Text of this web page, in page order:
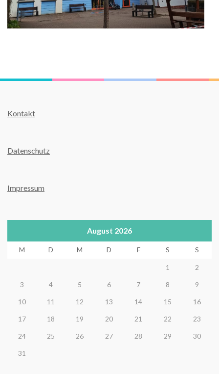
Kontakt
Datenschutz
Impressum
August 2026
M D M D F S S
1 2
3 4 5 6 7 8 9
10 11 12 13 14 15 16
17 18 19 20 21 22 23
24 25 26 27 28 29 30
31